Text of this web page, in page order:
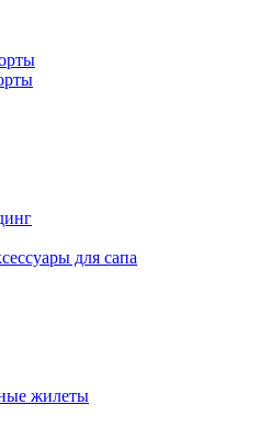
для сапа
жилеты